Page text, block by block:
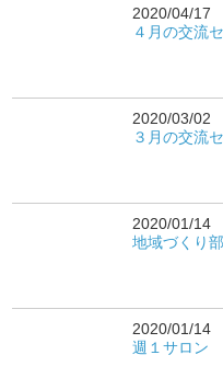
2020/04/17
４月の交流
2020/03/02
３月の交流
2020/01/14
地域づくり
2020/01/14
週１サロン